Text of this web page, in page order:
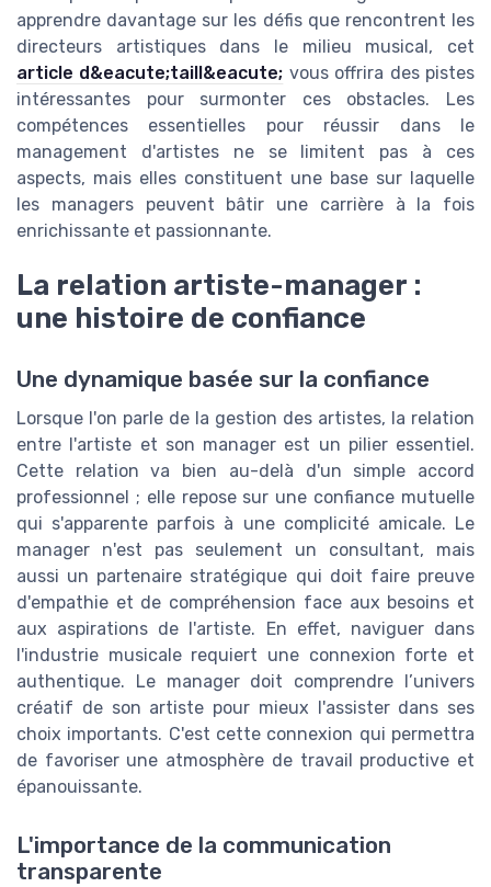
apprendre davantage sur les défis que rencontrent les
directeurs artistiques dans le milieu musical, cet
article d&eacute;taill&eacute; vous offrira des pistes
intéressantes pour surmonter ces obstacles. Les
compétences essentielles pour réussir dans le
management d'artistes ne se limitent pas à ces
aspects, mais elles constituent une base sur laquelle
les managers peuvent bâtir une carrière à la fois
enrichissante et passionnante.
La relation artiste-manager :
une histoire de confiance
Une dynamique basée sur la confiance
Lorsque l'on parle de la gestion des artistes, la relation
entre l'artiste et son manager est un pilier essentiel.
Cette relation va bien au-delà d'un simple accord
professionnel ; elle repose sur une confiance mutuelle
qui s'apparente parfois à une complicité amicale. Le
manager n'est pas seulement un consultant, mais
aussi un partenaire stratégique qui doit faire preuve
d'empathie et de compréhension face aux besoins et
aux aspirations de l'artiste. En effet, naviguer dans
l'industrie musicale requiert une connexion forte et
authentique. Le manager doit comprendre l’univers
créatif de son artiste pour mieux l'assister dans ses
choix importants. C'est cette connexion qui permettra
de favoriser une atmosphère de travail productive et
épanouissante.
L'importance de la communication
transparente